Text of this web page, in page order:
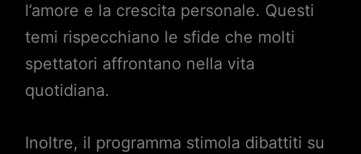
l’amore e la crescita personale. Questi
temi rispecchiano le sfide che molti
spettatori affrontano nella vita
quotidiana.
Inoltre, il programma stimola dibattiti su